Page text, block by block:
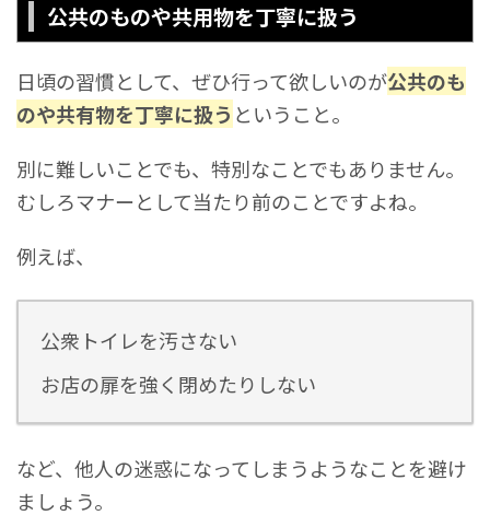
公共のものや共用物を丁寧に扱う
日頃の習慣として、ぜひ行って欲しいのが公共のも
のや共有物を丁寧に扱う ということ。
別に難しいことでも、特別なことでもありません。
むしろマナーとして当たり前のことですよね。
例えば、
公衆トイレを汚さない
お店の扉を強く閉めたりしない
など、他人の迷惑になってしまうようなことを避け
ましょう。